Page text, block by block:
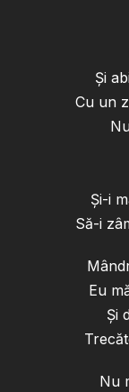
Și
Cu un
Și-i
Să-i
Eu
Și
Nu